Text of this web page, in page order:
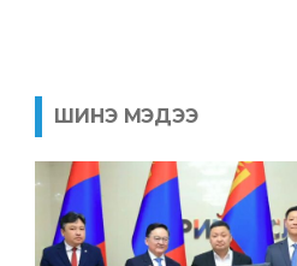
ШИНЭ МЭДЭЭ